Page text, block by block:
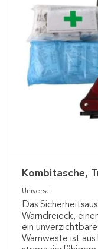
Kombitasche,
Universal
Das
Warndreieck,
ein
Warnweste ist